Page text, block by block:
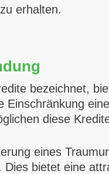
erhalten.
bezeichnet,
diese
eines
bietet eine